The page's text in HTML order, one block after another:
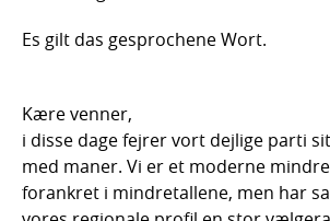
Es gilt das gesprochene Wort.
Kære venner,
i disse dage fejrer vort dejlige parti
med maner. Vi er et moderne
forankret i mindretallene, men har